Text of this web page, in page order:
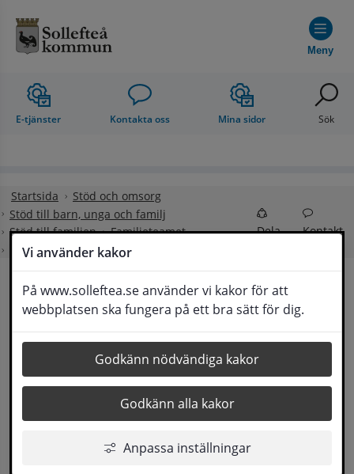
Vi använder kakor
På www.solleftea.se använder vi kakor för att
webbplatsen ska fungera på ett bra sätt för dig.
Godkänn nödvändiga kakor
Godkänn alla kakor
Anpassa inställningar
Meny
E-tjänster Kontakta oss Mina sidor Sök
Startsida
Stöd och omsorg
Stöd till barn, unga och familj
Stöd till familjen
Familjeteamet
ABC - Alla barn i centrum
Dela Kontakt
Lyssna